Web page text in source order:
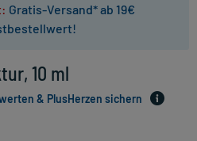
Gratis-Versand* ab 19€
10 ml
& PlusHerzen sichern